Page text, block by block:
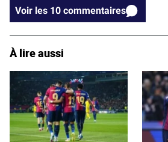
Voir les 10 commentaires
À lire aussi